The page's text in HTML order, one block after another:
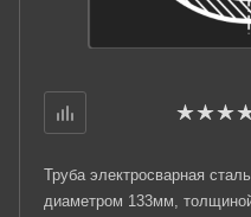
Труба электросварная
диаметром 133мм,